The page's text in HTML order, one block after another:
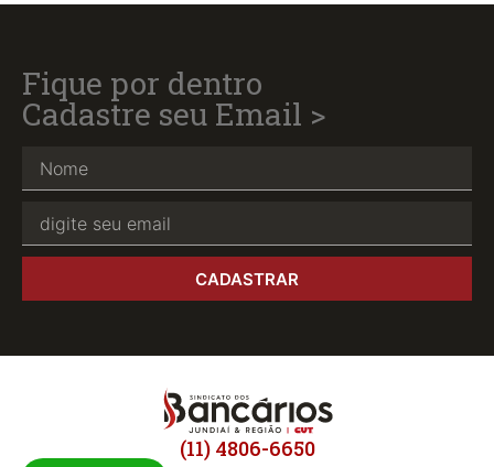
Fique por dentro
Cadastre seu Email >
CADASTRAR
(11) 4806-6650